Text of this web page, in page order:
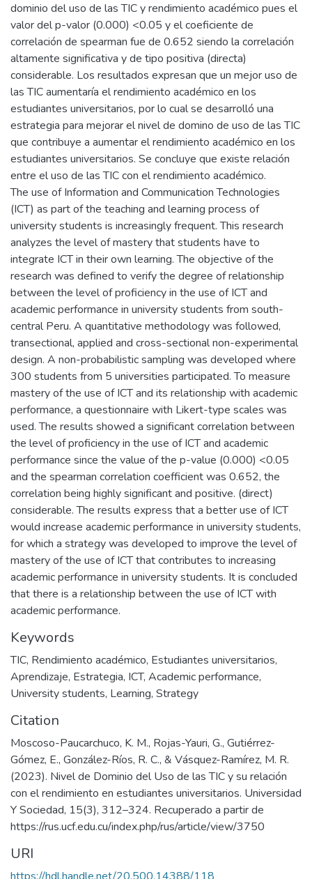
dominio del uso de las TIC y rendimiento académico pues el
valor del p-valor (0.000) <0.05 y el coeficiente de
correlación de spearman fue de 0.652 siendo la correlación
altamente significativa y de tipo positiva (directa)
considerable. Los resultados expresan que un mejor uso de
las TIC aumentaría el rendimiento académico en los
estudiantes universitarios, por lo cual se desarrolló una
estrategia para mejorar el nivel de domino de uso de las TIC
que contribuye a aumentar el rendimiento académico en los
estudiantes universitarios. Se concluye que existe relación
entre el uso de las TIC con el rendimiento académico.
The use of Information and Communication Technologies
(ICT) as part of the teaching and learning process of
university students is increasingly frequent. This research
analyzes the level of mastery that students have to
integrate ICT in their own learning. The objective of the
research was defined to verify the degree of relationship
between the level of proficiency in the use of ICT and
academic performance in university students from south-
central Peru. A quantitative methodology was followed,
transectional, applied and cross-sectional non-experimental
design. A non-probabilistic sampling was developed where
300 students from 5 universities participated. To measure
mastery of the use of ICT and its relationship with academic
performance, a questionnaire with Likert-type scales was
used. The results showed a significant correlation between
the level of proficiency in the use of ICT and academic
performance since the value of the p-value (0.000) <0.05
and the spearman correlation coefficient was 0.652, the
correlation being highly significant and positive. (direct)
considerable. The results express that a better use of ICT
would increase academic performance in university students,
for which a strategy was developed to improve the level of
mastery of the use of ICT that contributes to increasing
academic performance in university students. It is concluded
that there is a relationship between the use of ICT with
academic performance.
Keywords
TIC, Rendimiento académico, Estudiantes universitarios,
Aprendizaje, Estrategia, ICT, Academic performance,
University students, Learning, Strategy
Citation
Moscoso-Paucarchuco, K. M., Rojas-Yauri, G., Gutiérrez-
Gómez, E., González-Ríos, R. C., & Vásquez-Ramírez, M. R.
(2023). Nivel de Dominio del Uso de las TIC y su relación
con el rendimiento en estudiantes universitarios. Universidad
Y Sociedad, 15(3), 312–324. Recuperado a partir de
https://rus.ucf.edu.cu/index.php/rus/article/view/3750
URI